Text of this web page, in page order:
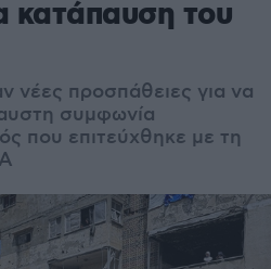
κατάπαυση του
νέες προσπάθειες για να
συμφωνία
που επιτεύχθηκε με τη